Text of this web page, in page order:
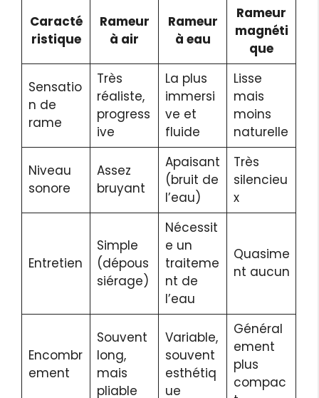
Caracté
ristique
Rameur
à air
Rameur
à eau
Rameur
magnéti
que
Sensatio
n de
rame
Très
réaliste,
progress
ive
La plus
immersi
ve et
fluide
Lisse
mais
moins
naturelle
Niveau
sonore
Assez
bruyant
Apaisant
(bruit de
l’eau)
Très
silencieu
x
Entretien
Simple
(dépous
siérage)
Nécessit
e un
traiteme
nt de
l’eau
Quasime
nt aucun
Encombr
ement
Souvent
long,
mais
pliable
Variable,
souvent
esthétiq
ue
Général
ement
plus
compac